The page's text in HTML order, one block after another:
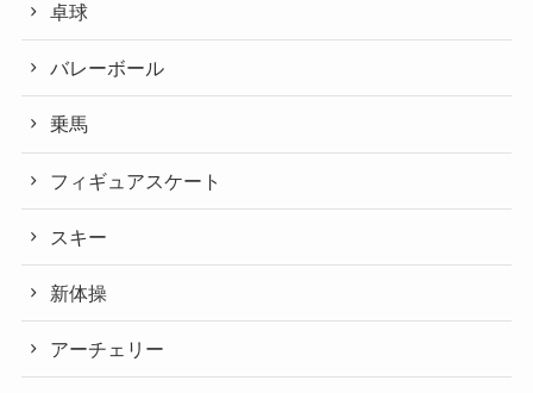
卓球
バレーボール
乗馬
フィギュアスケート
スキー
新体操
アーチェリー